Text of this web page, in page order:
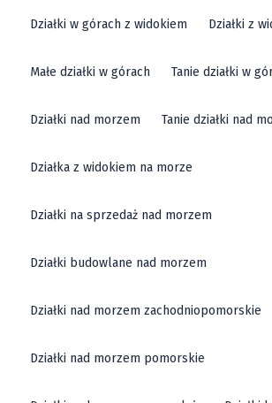
Działki w górach z widokiem Działki z
Małe działki w górach Tanie działki w
Działki nad morzem Tanie działki nad
Działka z widokiem na morze
Działki na sprzedaż nad morzem
Działki budowlane nad morzem
Działki nad morzem zachodniopomorskie
Działki nad morzem pomorskie